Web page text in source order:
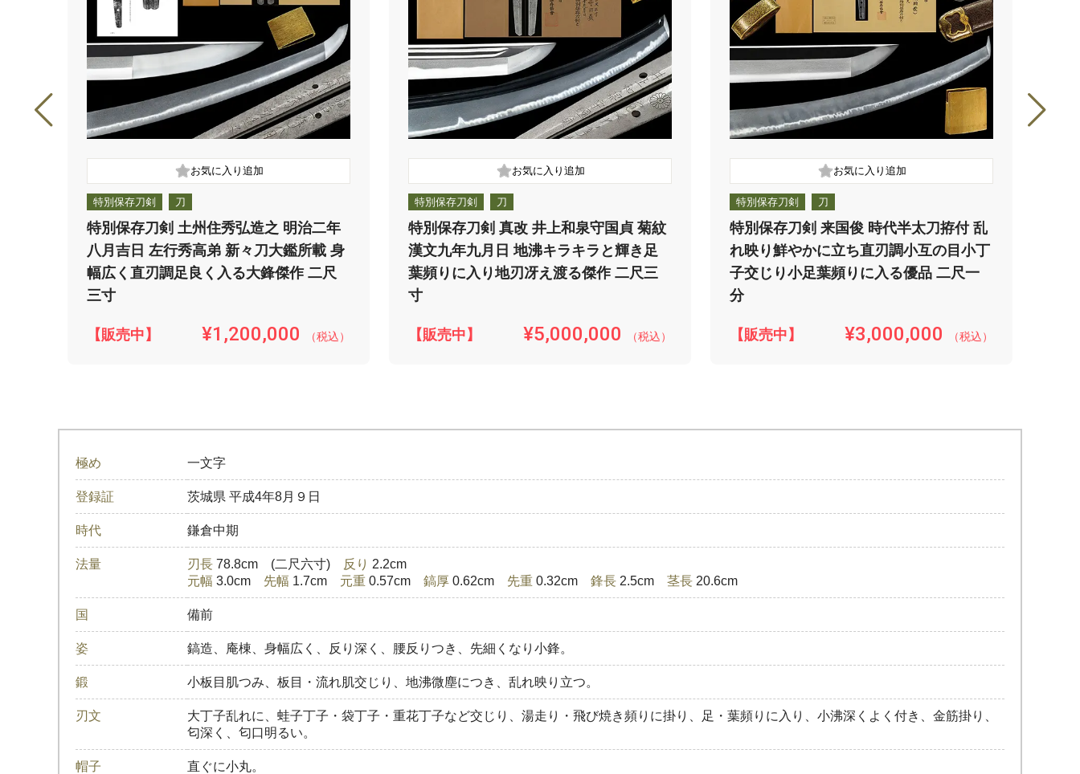
特別保存刀剣 刀
特別保存刀剣 土州住秀弘造之 明治二年
八月吉日 左行秀高弟 新々刀大鑑所載 身
幅広く直刃調足良く入る大鋒傑作 二尺
三寸
【販売中】 ¥1,200,000 （税込）
特別保存刀剣 刀
特別保存刀剣 真改 井上和泉守国貞 菊紋
漢文九年九月日 地沸キラキラと輝き足
葉頻りに入り地刃冴え渡る傑作 二尺三
寸
【販売中】 ¥5,000,000 （税込）
特別保存刀剣 刀
特別保存刀剣 来国俊 時代半太刀拵付 乱
れ映り鮮やかに立ち直刃調小互の目小丁
子交じり小足葉頻りに入る優品 二尺一
分
【販売中】 ¥3,000,000 （税込）
極め 一文字
登録証 茨城県 平成4年8月９日
時代 鎌倉中期
法量 刃長78.8cm (二尺六寸) 反り 2.2cm
元幅 3.0cm 先幅 1.7cm 元重0.57cm 鎬厚0.62cm 先重0.32cm 鋒長2.5cm 茎長20.6cm
国 備前
姿 鎬造、庵棟、身幅広く、反り深く、腰反りつき、先細くなり小鋒。
鍛 小板目肌つみ、板目・流れ肌交じり、地沸微塵につき、乱れ映り立つ。
刃文
大丁子乱れに、蛙子丁子・袋丁子・重花丁子など交じり、湯走り・飛び焼き頻りに掛り、足・葉頻りに入り、小沸深くよく付き、金筋掛り、
匂深く、匂口明るい。
帽子 直ぐに小丸。